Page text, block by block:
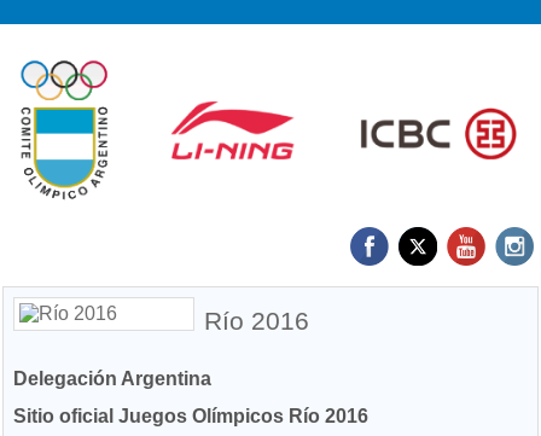
Río 2016
Delegación Argentina
Sitio oficial Juegos Olímpicos Río 2016